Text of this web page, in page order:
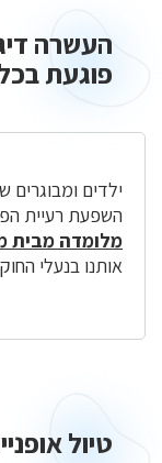
העשרה
דיגיטלית
העשרה
פוגעת
ילדים ומבוגרים
השפעת רעיית
מלומדה מבית
אותנו בנעלי
טיול